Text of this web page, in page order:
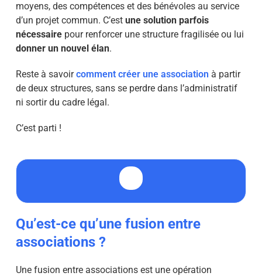
moyens, des compétences et des bénévoles au service
d’un projet commun. C’est une solution parfois
nécessairepour renforcer une structure fragilisée ou lui
donner un nouvel élan.
Reste à savoircomment créer une association à partir
de deux structures, sans se perdre dans l’administratif
ni sortir du cadre légal.
C’est parti !
Qu’est-ce qu’une fusion entre
associations ?
Une fusion entre associations est une opération